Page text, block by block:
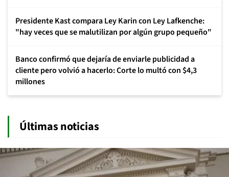
Presidente Kast compara Ley Karin con Ley Lafkenche:
"hay veces que se malutilizan por algún grupo pequeño"
Banco confirmó que dejaría de enviarle publicidad a
cliente pero volvió a hacerlo: Corte lo multó con $4,3
millones
Últimas noticias